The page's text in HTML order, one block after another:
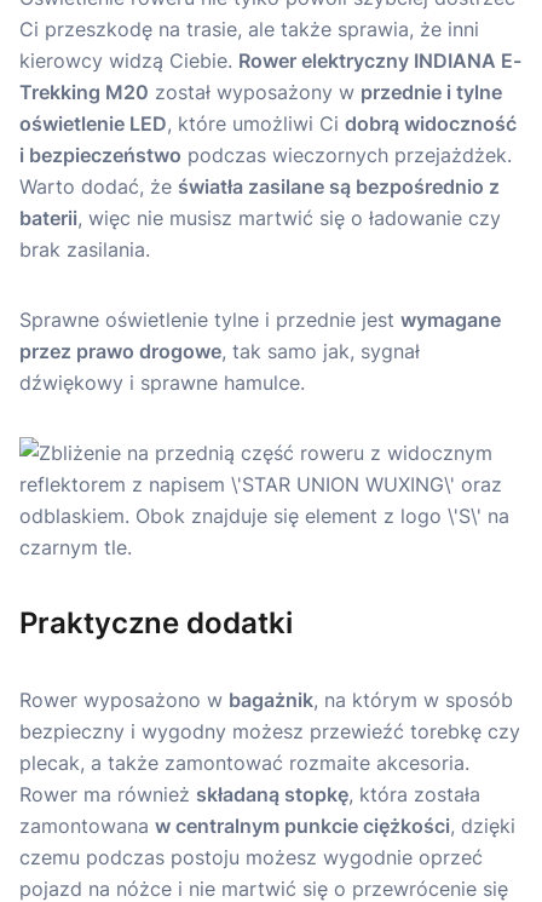
Ci przeszkodę na trasie, ale także sprawia, że inni
kierowcy widzą Ciebie. Rower elektryczny INDIANA E-
Trekking M20 został wyposażony w przednie i tylne
oświetlenie LED, które umożliwi Ci dobrą widoczność
i bezpieczeństwo podczas wieczornych przejażdżek.
Warto dodać, że światła zasilane są bezpośrednio z
baterii, więc nie musisz martwić się o ładowanie czy
brak zasilania.
Sprawne oświetlenie tylne i przednie jest wymagane
przez prawo drogowe, tak samo jak, sygnał
dźwiękowy i sprawne hamulce.
Praktyczne dodatki
Rower wyposażono w bagażnik, na którym w sposób
bezpieczny i wygodny możesz przewieźć torebkę czy
plecak, a także zamontować rozmaite akcesoria.
Rower ma również składaną stopkę, która została
zamontowana w centralnym punkcie ciężkości, dzięki
czemu podczas postoju możesz wygodnie oprzeć
pojazd na nóżce i nie martwić się o przewrócenie się